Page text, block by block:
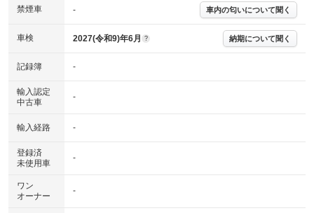
禁煙車 - 車内の匂いについて聞く
車検 2027(令和9)年6月 ? 納期について聞く
記録簿 -
輸入認定
中古車
-
輸入経路 -
登録済
未使用車
-
ワン
オーナー
-